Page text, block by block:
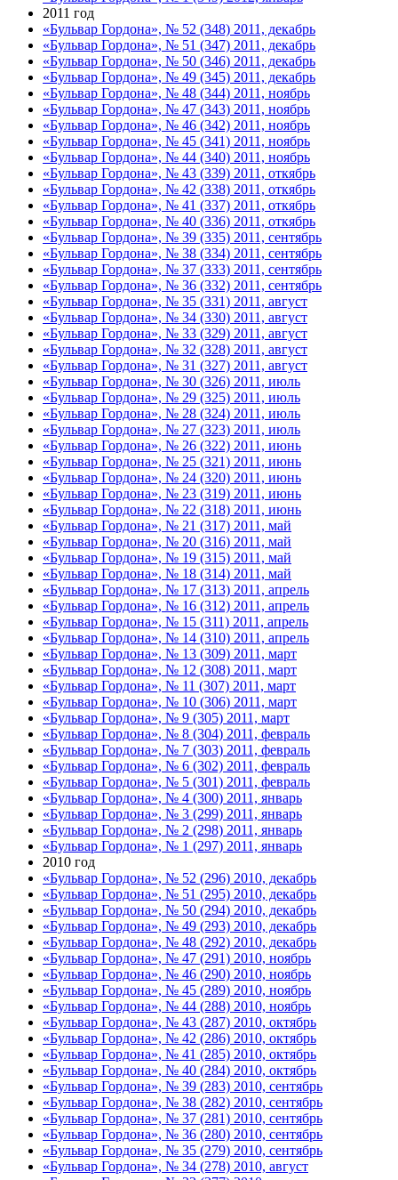
2011 год
«Бульвар Гордона», № 52 (348) 2011, декабрь
«Бульвар Гордона», № 51 (347) 2011, декабрь
«Бульвар Гордона», № 50 (346) 2011, декабрь
«Бульвар Гордона», № 49 (345) 2011, декабрь
«Бульвар Гордона», № 48 (344) 2011, ноябрь
«Бульвар Гордона», № 47 (343) 2011, ноябрь
«Бульвар Гордона», № 46 (342) 2011, ноябрь
«Бульвар Гордона», № 45 (341) 2011, ноябрь
«Бульвар Гордона», № 44 (340) 2011, ноябрь
«Бульвар Гордона», № 43 (339) 2011, откябрь
«Бульвар Гордона», № 42 (338) 2011, откябрь
«Бульвар Гордона», № 41 (337) 2011, откябрь
«Бульвар Гордона», № 40 (336) 2011, откябрь
«Бульвар Гордона», № 39 (335) 2011, сентябрь
«Бульвар Гордона», № 38 (334) 2011, сентябрь
«Бульвар Гордона», № 37 (333) 2011, сентябрь
«Бульвар Гордона», № 36 (332) 2011, сентябрь
«Бульвар Гордона», № 35 (331) 2011, август
«Бульвар Гордона», № 34 (330) 2011, август
«Бульвар Гордона», № 33 (329) 2011, август
«Бульвар Гордона», № 32 (328) 2011, август
«Бульвар Гордона», № 31 (327) 2011, август
«Бульвар Гордона», № 30 (326) 2011, июль
«Бульвар Гордона», № 29 (325) 2011, июль
«Бульвар Гордона», № 28 (324) 2011, июль
«Бульвар Гордона», № 27 (323) 2011, июль
«Бульвар Гордона», № 26 (322) 2011, июнь
«Бульвар Гордона», № 25 (321) 2011, июнь
«Бульвар Гордона», № 24 (320) 2011, июнь
«Бульвар Гордона», № 23 (319) 2011, июнь
«Бульвар Гордона», № 22 (318) 2011, июнь
«Бульвар Гордона», № 21 (317) 2011, май
«Бульвар Гордона», № 20 (316) 2011, май
«Бульвар Гордона», № 19 (315) 2011, май
«Бульвар Гордона», № 18 (314) 2011, май
«Бульвар Гордона», № 17 (313) 2011, апрель
«Бульвар Гордона», № 16 (312) 2011, апрель
«Бульвар Гордона», № 15 (311) 2011, апрель
«Бульвар Гордона», № 14 (310) 2011, апрель
«Бульвар Гордона», № 13 (309) 2011, март
«Бульвар Гордона», № 12 (308) 2011, март
«Бульвар Гордона», № 11 (307) 2011, март
«Бульвар Гордона», № 10 (306) 2011, март
«Бульвар Гордона», № 9 (305) 2011, март
«Бульвар Гордона», № 8 (304) 2011, февраль
«Бульвар Гордона», № 7 (303) 2011, февраль
«Бульвар Гордона», № 6 (302) 2011, февраль
«Бульвар Гордона», № 5 (301) 2011, февраль
«Бульвар Гордона», № 4 (300) 2011, январь
«Бульвар Гордона», № 3 (299) 2011, январь
«Бульвар Гордона», № 2 (298) 2011, январь
«Бульвар Гордона», № 1 (297) 2011, январь
2010 год
«Бульвар Гордона», № 52 (296) 2010, декабрь
«Бульвар Гордона», № 51 (295) 2010, декабрь
«Бульвар Гордона», № 50 (294) 2010, декабрь
«Бульвар Гордона», № 49 (293) 2010, декабрь
«Бульвар Гордона», № 48 (292) 2010, декабрь
«Бульвар Гордона», № 47 (291) 2010, ноябрь
«Бульвар Гордона», № 46 (290) 2010, ноябрь
«Бульвар Гордона», № 45 (289) 2010, ноябрь
«Бульвар Гордона», № 44 (288) 2010, ноябрь
«Бульвар Гордона», № 43 (287) 2010, октябрь
«Бульвар Гордона», № 42 (286) 2010, октябрь
«Бульвар Гордона», № 41 (285) 2010, октябрь
«Бульвар Гордона», № 40 (284) 2010, октябрь
«Бульвар Гордона», № 39 (283) 2010, сентябрь
«Бульвар Гордона», № 38 (282) 2010, сентябрь
«Бульвар Гордона», № 37 (281) 2010, сентябрь
«Бульвар Гордона», № 36 (280) 2010, сентябрь
«Бульвар Гордона», № 35 (279) 2010, сентябрь
«Бульвар Гордона», № 34 (278) 2010, август